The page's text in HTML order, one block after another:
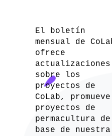
El boletín
mensual de
ofrece
actualizaciones
sobre los
proyectos de
CoLab, promueve
proyectos de
permacultura de
base de nuestra